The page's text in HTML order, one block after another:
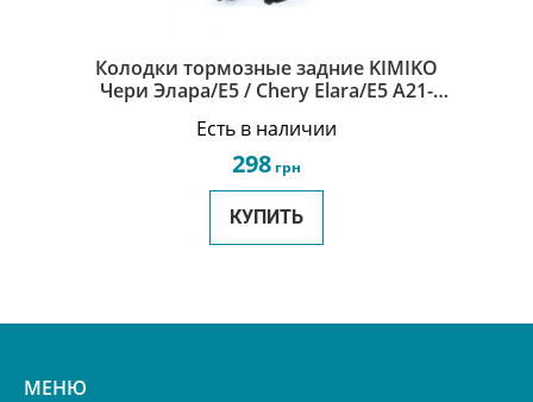
Колодки тормозные задние KIMIKO
Чери Элара/Е5 / Chery Elara/E5 A21-
Есть в наличии
298 грн
КУПИТЬ
МЕНЮ